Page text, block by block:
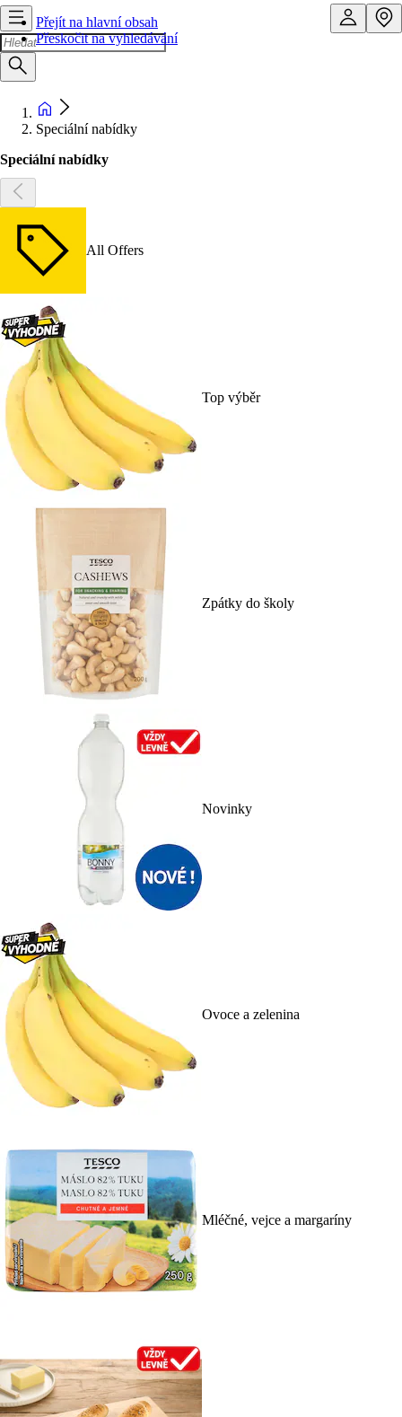
Přejít na hlavní obsah
Přeskočit na vyhledávání
Speciální nabídky
Speciální nabídky
All Offers
Top výběr
Zpátky do školy
Novinky
Ovoce a zelenina
Mléčné, vejce a margaríny